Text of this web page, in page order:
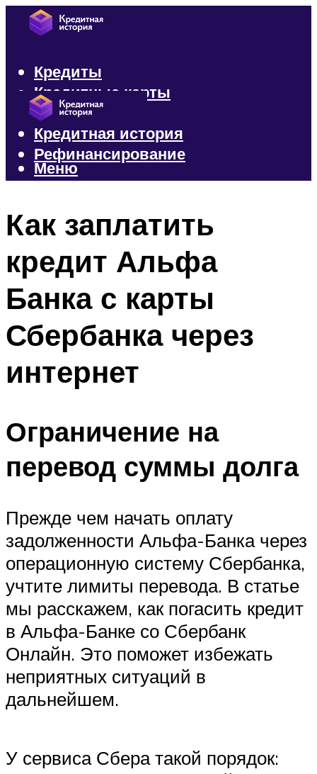
Кредиты
Кредитные карты
Микрозаймы
Кредитная история
Рефинансирование
Меню
Как заплатить
кредит Альфа
Банка с карты
Сбербанка через
интернет
Ограничение на
перевод суммы долга
Прежде чем начать оплату
задолженности Альфа-Банка через
операционную систему Сбербанка,
учтите лимиты перевода. В статье
мы расскажем, как погасить кредит
в Альфа-Банке со Сбербанк
Онлайн. Это поможет избежать
неприятных ситуаций в
дальнейшем.
У сервиса Сбера такой порядок: